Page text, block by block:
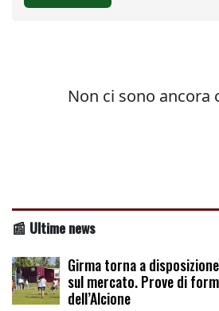
📰 Ultime news
Girma torna a
sul mercato. Prove di
dell’Alcione